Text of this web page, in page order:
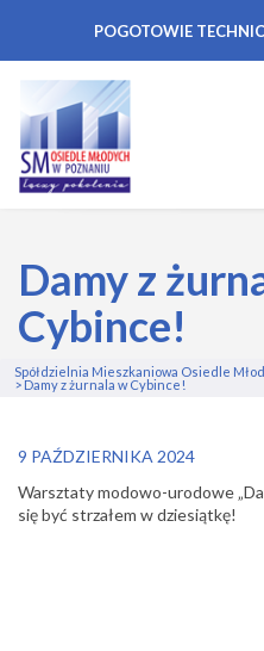
POGOTOWIE
Damy z
Cybince!
Spółdzielnia Mieszkaniowa Osiedle
>Damy z żurnala w Cybince!
9 PAŹDZIERNIKA 2024
Warsztaty modowo-urodowe
się być strzałem w dziesiątkę!